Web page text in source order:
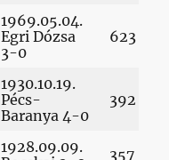
1969.05.04.
Egri Dózsa
3-0
623
1930.10.19.
Pécs-
Baranya 4-0
392
1928.09.09.
357